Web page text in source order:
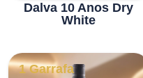
Dalva 10 Anos Dry
White
1 Garrafa